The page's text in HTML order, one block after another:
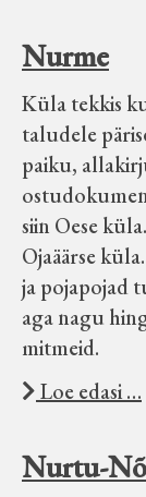
Nurme
Küla tekkis
taludele
paiku,
siin Oese
Ojaäärse
ja pojapojad
aga nagu
mitmeid.
Loe edasi …
Nurtu-